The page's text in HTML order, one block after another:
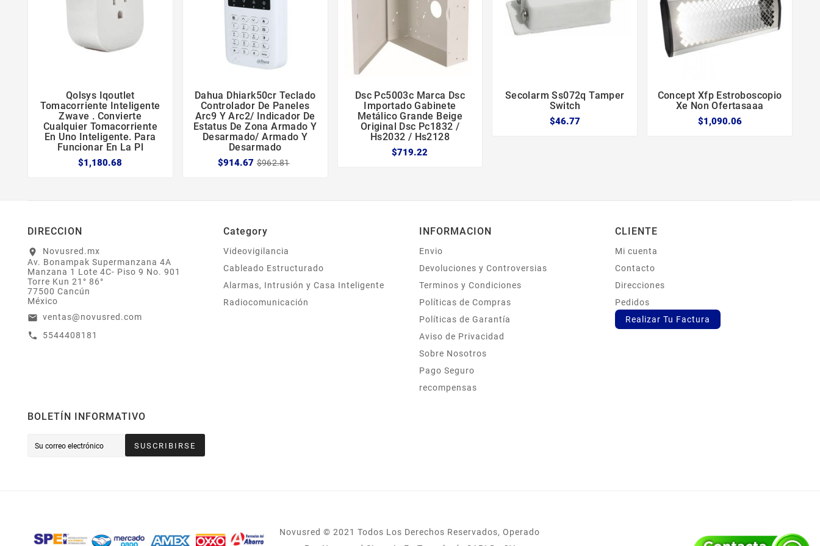
  
Qolsys Iqoutlet
Tomacorriente Inteligente
Zwave . Convierte
Cualquier Tomacorriente
En Uno Inteligente. Para
Funcionar En La Pl
$1,180.68
  
Dahua Dhiark50cr Teclado
Controlador De Paneles
Arc9 Y Arc2/ Indicador De
Estatus De Zona Armado Y
Desarmado/ Armado Y
Desarmado
$914.67 $962.81
  
Dsc Pc5003c Marca Dsc
Importado Gabinete
Metálico Grande Beige
Original Dsc Pc1832 /
Hs2032 / Hs2128
$719.22

Secolarm Ss072q Tamper
Switch
$46.77
  
Concept Xfp Estroboscopio
Xe Non Ofertasaaa
$1,090.06
DIRECCION
location_on
Novusred.mx
Av. Bonampak Supermanzana 4A
Manzana 1 Lote 4C- Piso 9 No. 901
Torre Kun 21° 86°
77500 Cancún
México
email ventas@novusred.com
call 5544408181
Category
Videovigilancia
Cableado Estructurado
Alarmas, Intrusión y Casa Inteligente
Radiocomunicación
INFORMACION
Envio
Devoluciones y Controversias
Terminos y Condiciones
Políticas de Compras
Políticas de Garantía
Aviso de Privacidad
Sobre Nosotros
Pago Seguro
recompensas
CLIENTE
Mi cuenta
Contacto
Direcciones
Pedidos
Realizar Tu Factura
BOLETÍN INFORMATIVO
SUSCRIBIRSE
Novusred © 2021 Todos Los Derechos Reservados, Operado